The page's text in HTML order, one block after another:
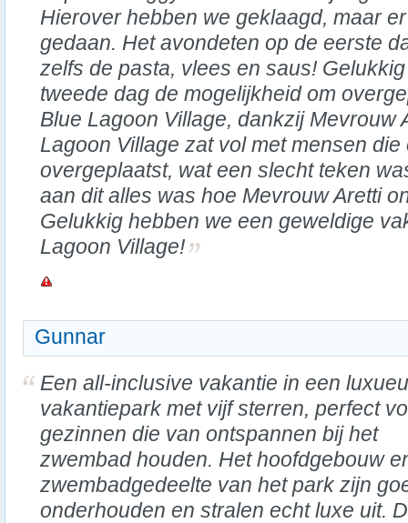
Hierover hebben we geklaagd, maar
gedaan. Het avondeten op de eerste
zelfs de pasta, vlees en saus!
tweede dag de mogelijkheid om
Blue Lagoon Village, dankzij Mevrouw
Lagoon Village zat vol met mensen
overgeplaatst, wat een slecht teken
aan dit alles was hoe Mevrouw Aretti
Gelukkig hebben we een geweldige
Lagoon Village!
Gunnar
Een all-inclusive vakantie in een
vakantiepark met vijf sterren, perfect
gezinnen die van ontspannen bij het
zwembad houden. Het hoofdgebouw
zwembadgedeelte van het park zijn
onderhouden en stralen echt luxe uit.